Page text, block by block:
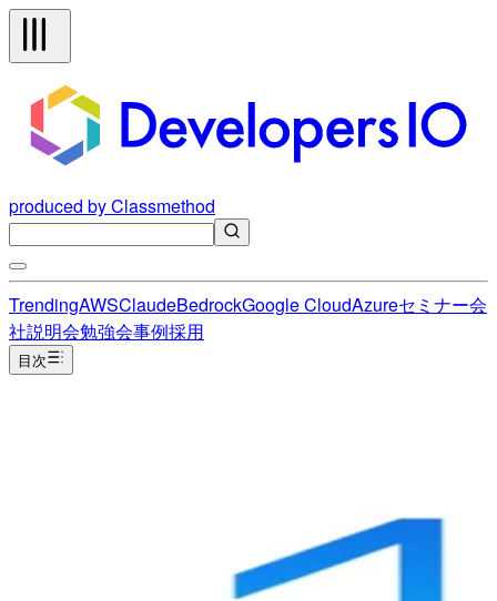
produced by Classmethod
TrendingAWSClaudeBedrockGoogle CloudAzureセミナー会
社説明会勉強会事例採用
目次